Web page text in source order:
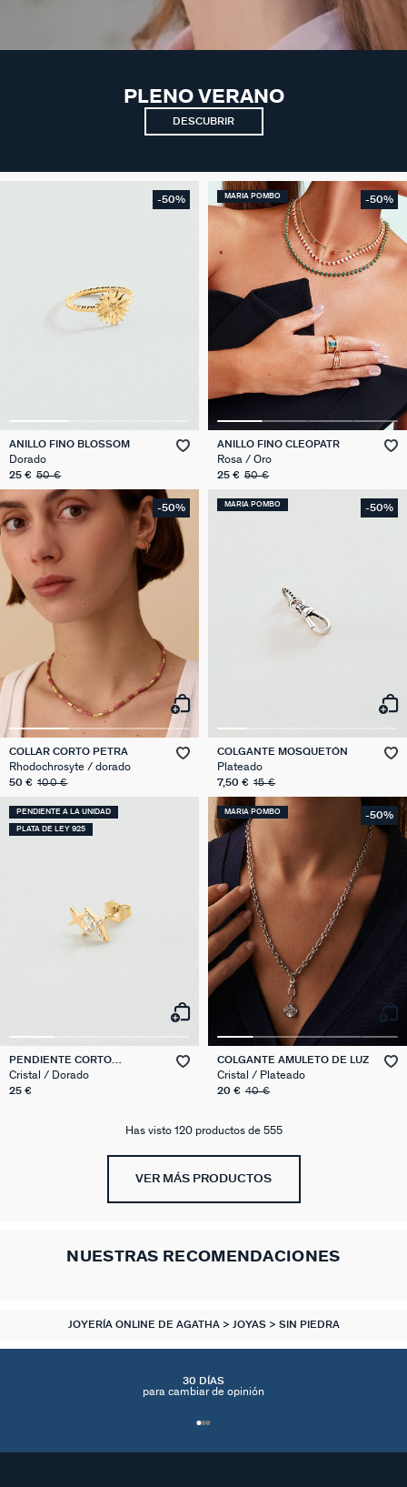
PLENO VERANO
DESCUBRIR
-50%
ANILLO FINO BLOSSOM
Dorado
25 € 50 €
MARIA POMBO -50%
ANILLO FINO CLEOPATR
Rosa / Oro
25 € 50 €
-50%
COLLAR CORTO PETRA
Rhodochrosyte / dorado
50 € 100 €
MARIA POMBO -50%
COLGANTE MOSQUETÓN
Plateado
7,50 € 15 €
PENDIENTE A LA UNIDAD
PLATA DE LEY 925
PENDIENTE CORTO
INDIVIDUAL ESTRELLAS MIX
& MATCH
Cristal / Dorado
25 €
MARIA POMBO -50%
COLGANTE AMULETO DE LUZ
Cristal / Plateado
20 € 40 €
Has visto 120 productos de 555
VER MÁS PRODUCTOS
NUESTRAS RECOMENDACIONES
JOYERÍA ONLINE DE AGATHA JOYAS SIN PIEDRA
30 DÍAS
para cambiar de opinión